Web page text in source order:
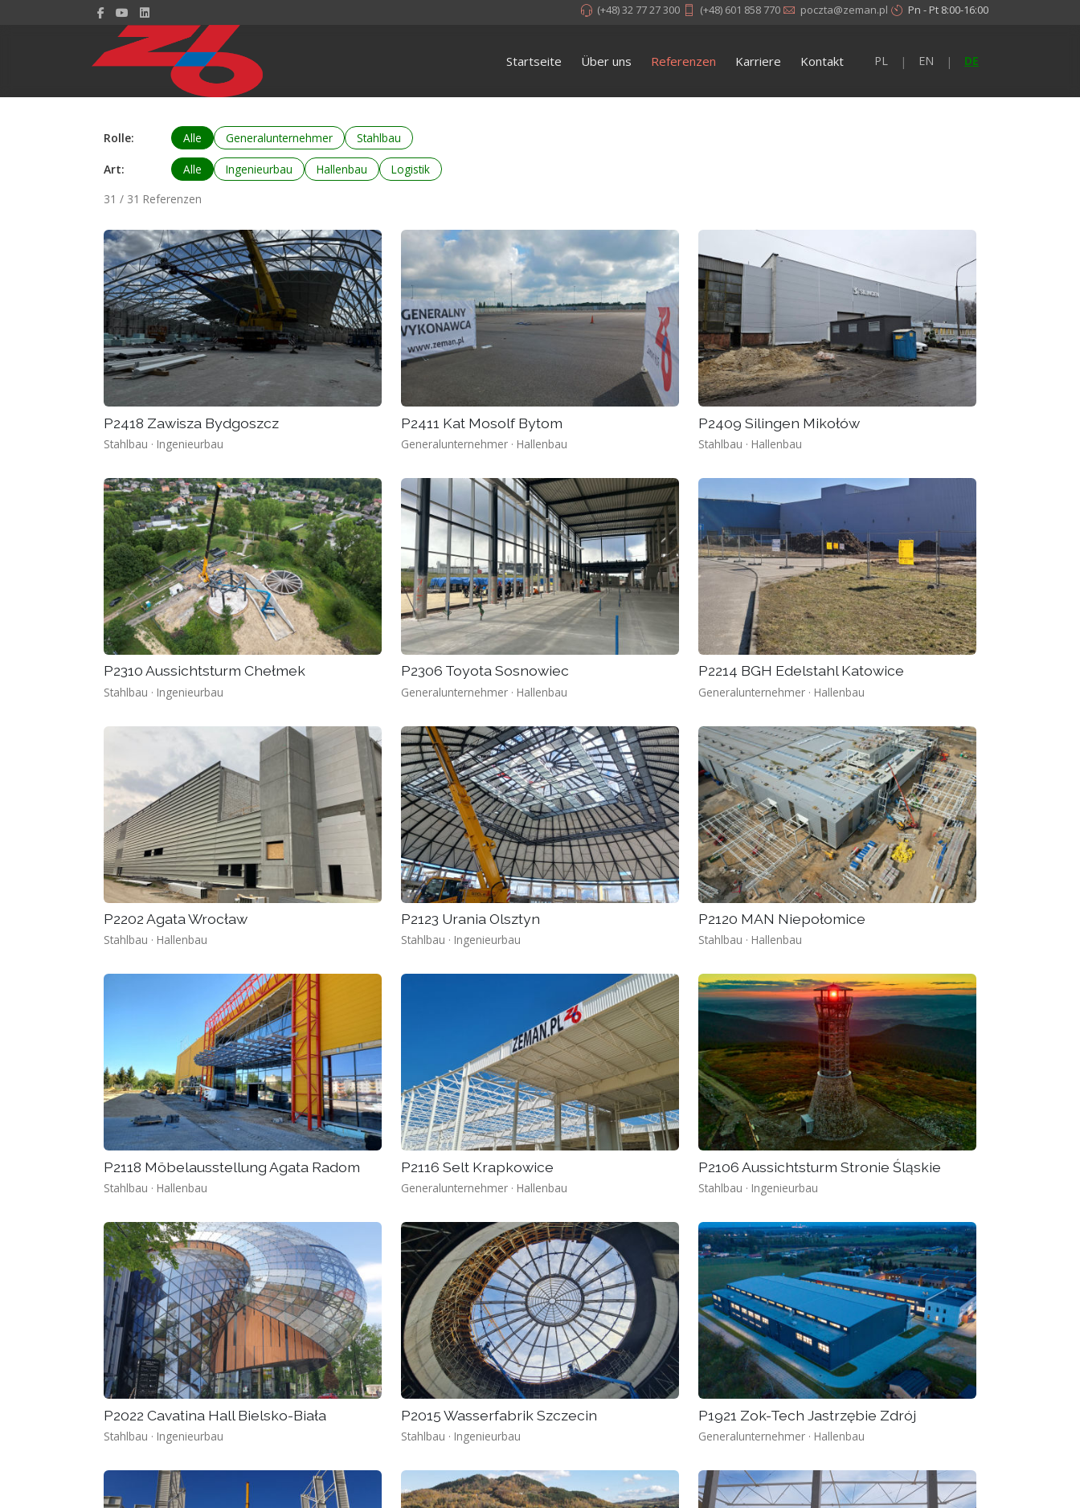
(+48) 32 77 27 300 (+48) 601 858 770 poczta@zeman.pl Pn - Pt 8:00-16:00
Startseite Über uns Referenzen Karriere Kontakt PL | EN | DE
Rolle: Alle Generalunternehmer Stahlbau
Art: Alle Ingenieurbau Hallenbau
Logistik
31 / 31 Referenzen
P2418 Zawisza Bydgoszcz
Stahlbau · Ingenieurbau
P2411 Kat Mosolf Bytom
Generalunternehmer · Hallenbau
P2409 Silingen Mikołów
Stahlbau · Hallenbau
P2310 Aussichtsturm Chełmek
Stahlbau · Ingenieurbau
P2306 Toyota Sosnowiec
Generalunternehmer · Hallenbau
P2214 BGH Edelstahl Katowice
Generalunternehmer · Hallenbau
P2202 Agata Wrocław
Stahlbau · Hallenbau
P2123 Urania Olsztyn
Stahlbau · Ingenieurbau
P2120 MAN Niepołomice
Stahlbau · Hallenbau
P2118 Möbelausstellung Agata Radom
Stahlbau · Hallenbau
P2116 Selt Krapkowice
Generalunternehmer · Hallenbau
P2106 Aussichtsturm Stronie Śląskie
Stahlbau · Ingenieurbau
P2022 Cavatina Hall Bielsko-Biała
Stahlbau · Ingenieurbau
P2015 Wasserfabrik Szczecin
Stahlbau · Ingenieurbau
P1921 Zok-Tech Jastrzębie Zdrój
Generalunternehmer · Hallenbau